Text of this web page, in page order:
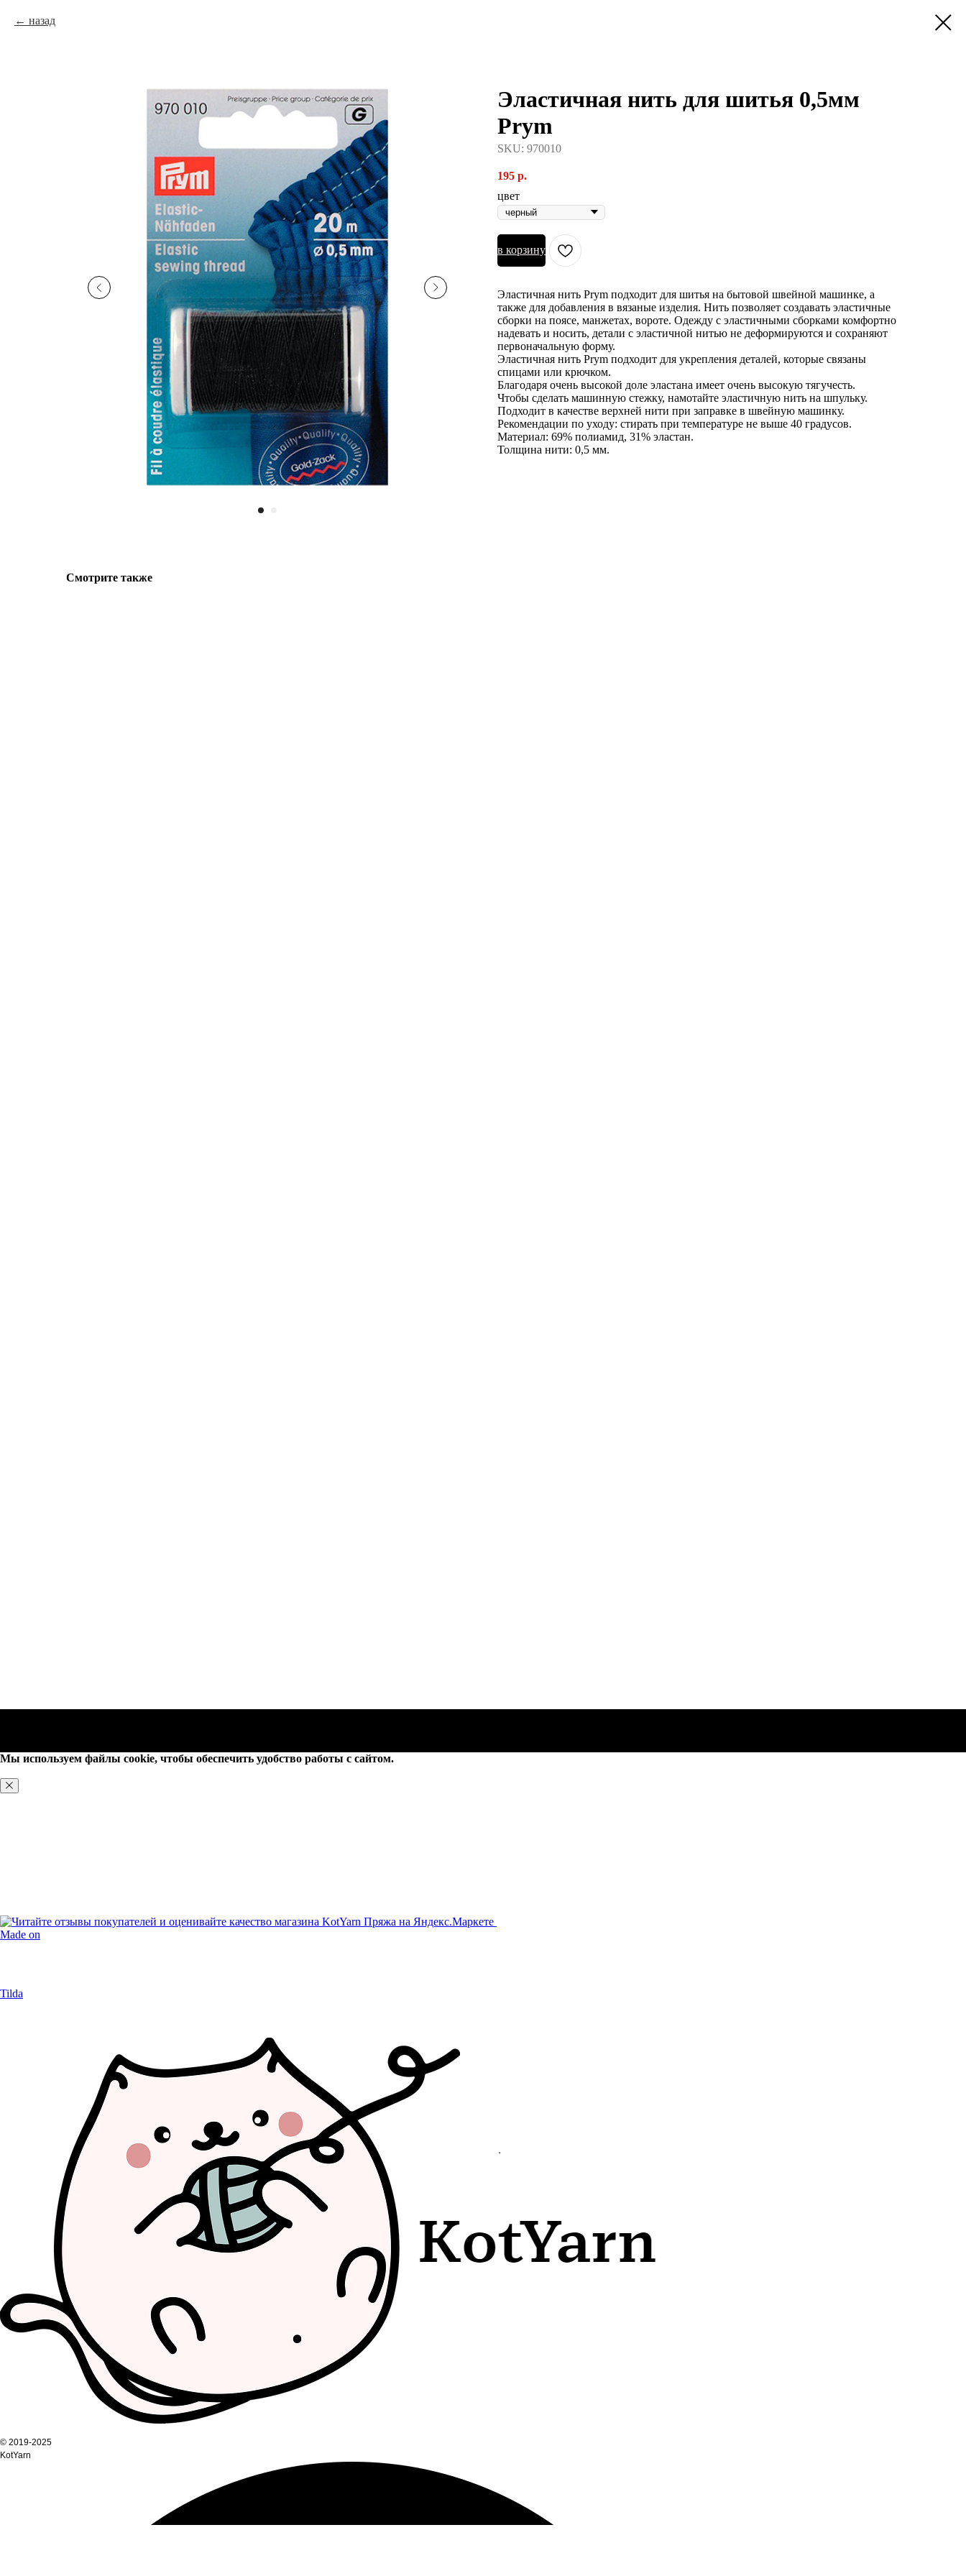
назад
Эластичная нить для шитья 0,5мм
Prym
SKU: 970010
195 р.
цвет
в корзину
Эластичная нить Prym подходит для шитья на бытовой швейной машинке, а
также для добавления в вязаные изделия. Нить позволяет создавать эластичные
сборки на поясе, манжетах, вороте. Одежду с эластичными сборками комфортно
надевать и носить, детали с эластичной нитью не деформируются и сохраняют
первоначальную форму.
Эластичная нить Prym подходит для укрепления деталей, которые связаны
спицами или крючком.
Благодаря очень высокой доле эластана имеет очень высокую тягучесть.
Чтобы сделать машинную стежку, намотайте эластичную нить на шпульку.
Подходит в качестве верхней нити при заправке в швейную машинку.
Рекомендации по уходу: стирать при температуре не выше 40 градусов.
Материал: 69% полиамид, 31% эластан.
Толщина нити: 0,5 мм.
Смотрите также
Мы используем файлы cookie, чтобы обеспечить удобство работы с сайтом.
© 2019-2025
KotYarn
Made on
Tilda